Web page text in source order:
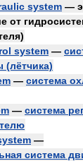
system —
от
system —
(лётчика)
— система
— система
—
система